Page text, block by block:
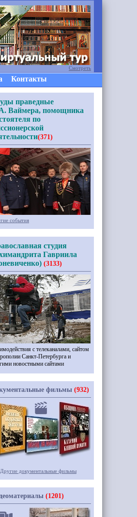
Контакты
Смотреть
праведные
Ваймера, помощника
по
(371)
события
студия
Гавриила
(3133)
с телеканалами, сайтом
Санкт-Петербурга и
новостными сайтами
фильмы (932)
Другие документальные фильмы
(1201)